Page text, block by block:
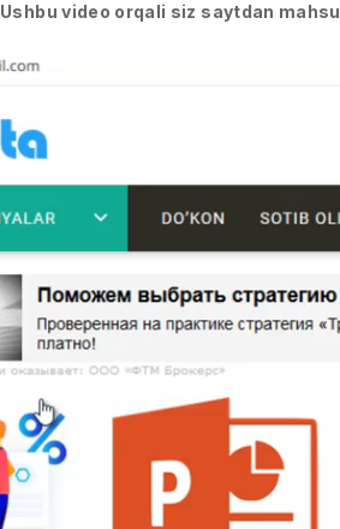
Ushbu video orqali siz saytdan